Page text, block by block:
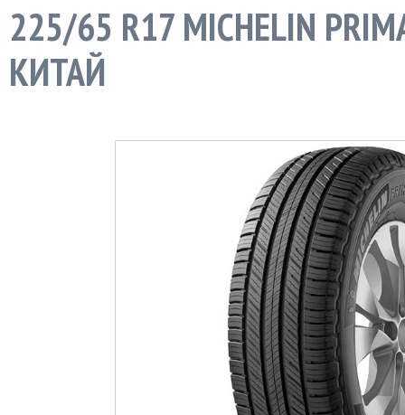
225/65 R17 MICHELIN
КИТАЙ